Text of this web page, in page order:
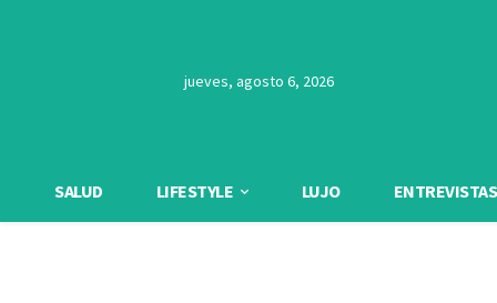
jueves, agosto 6, 2026
SALUD LIFESTYLE LUJO ENTREVISTAS